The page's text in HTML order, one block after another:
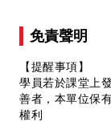
免責聲明
【提醒事項】
學員若於課堂上
善者，本單位保
權利